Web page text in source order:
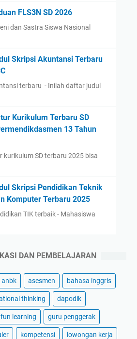
FLS3N SD 2026
dan Sastra Siswa Nasional
Skripsi Akuntansi Terbaru
terbaru - Inilah daftar judul
Kurikulum Terbaru SD
13 Tahun
kurikulum SD terbaru 2025 bisa
Skripsi Pendidikan Teknik
Komputer Terbaru 2025
TIK terbaik - Mahasiswa
DAN PEMBELAJARAN
anbk asesmen bahasa inggris
thinking dapodik
fun learning guru penggerak
kompetensi lowongan kerja